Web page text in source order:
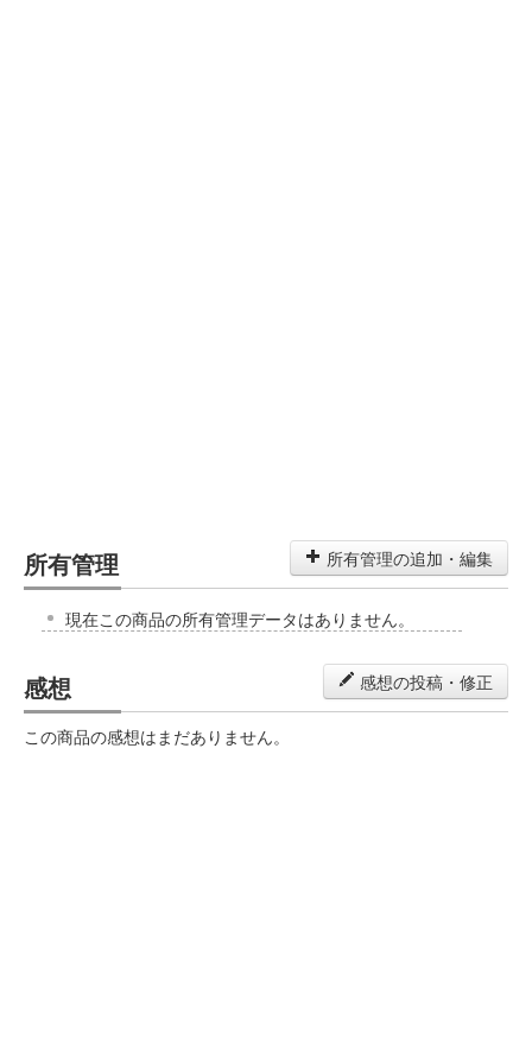
所有管理 所有管理の追加・編集
現在この商品の所有管理データはありません。
感想 感想の投稿・修正
この商品の感想はまだありません。